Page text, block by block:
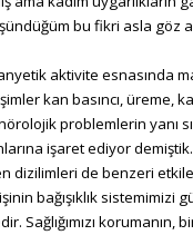
bu fikri asla göz
aktivite esnasında
kan basıncı, üreme,
problemlerin yanı
işaret ediyor
dizilimleri de benzeri
bağışıklık sistemimizi
Sağlığımızı korumanın,